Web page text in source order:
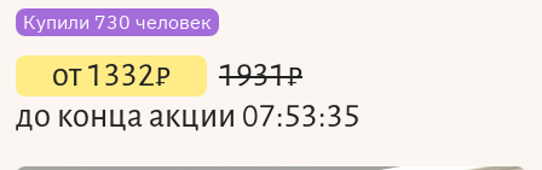
Купили 730 человек
от1332₽ 1931₽
до конца акции 07:53:35